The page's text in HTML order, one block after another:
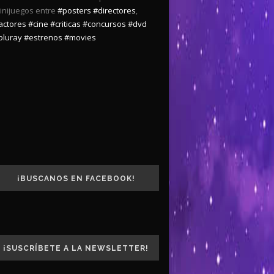
entre #posters #directores,
#cine #criticas #concursos #dvd
#estrenos #movies
¡BUSCANOS EN FACEBOOK!
¡SUSCRÍBETE A LA NEWSLETTER!